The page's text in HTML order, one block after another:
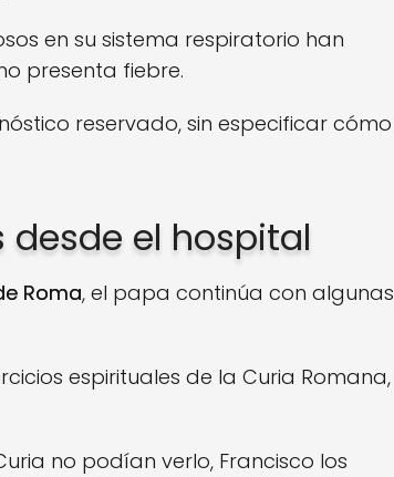
en su sistema respiratorio han
presenta fiebre.
reservado, sin especificar cómo
el hospital
Roma, el papa continúa con algunas
espirituales de la Curia Romana,
no podían verlo, Francisco los